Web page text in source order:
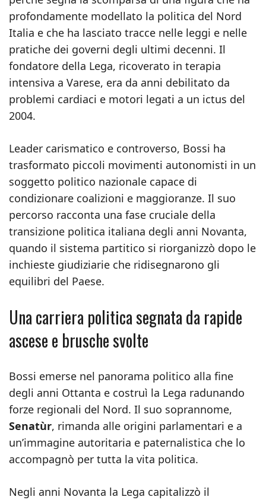
profondamente modellato la politica del Nord
Italia e che ha lasciato tracce nelle leggi e nelle
pratiche dei governi degli ultimi decenni. Il
fondatore della Lega, ricoverato in terapia
intensiva a Varese, era da anni debilitato da
problemi cardiaci e motori legati a un ictus del
2004.
Leader carismatico e controverso, Bossi ha
trasformato piccoli movimenti autonomisti in un
soggetto politico nazionale capace di
condizionare coalizioni e maggioranze. Il suo
percorso racconta una fase cruciale della
transizione politica italiana degli anni Novanta,
quando il sistema partitico si riorganizzò dopo le
inchieste giudiziarie che ridisegnarono gli
equilibri del Paese.
Una carriera politica segnata da rapide
ascese e brusche svolte
Bossi emerse nel panorama politico alla fine
degli anni Ottanta e costruì la Lega radunando
forze regionali del Nord. Il suo soprannome,
Senatùr, rimanda alle origini parlamentari e a
un’immagine autoritaria e paternalistica che lo
accompagnò per tutta la vita politica.
Negli anni Novanta la Lega capitalizzò il